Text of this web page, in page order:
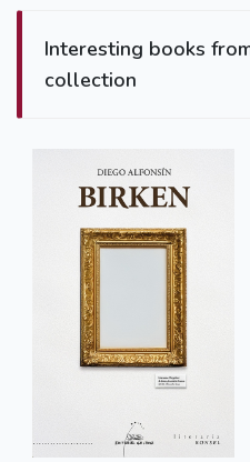
Interesting books
collection